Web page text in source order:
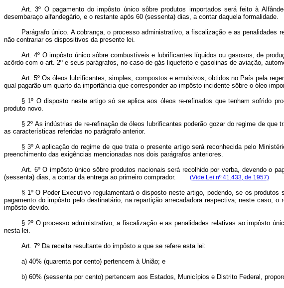
Art. 3º O pagamento do impôsto único sôbre produtos importados será feito à
desembaraço alfandegário, e o restante após 60 (sessenta) dias, a contar daquela formalidade.
Parágrafo único. A cobrança, o processo administrativo, a fiscalização e as penalidades
não contrariar os dispositivos da presente lei.
Art. 4º O impôsto único sôbre combustíveis e lubrificantes líquidos ou gasosos, de
acôrdo com o art. 2º e seus parágrafos, no caso de gás liquefeito e gasolinas de aviação,
Art. 5º Os óleos lubrificantes, simples, compostos e emulsivos, obtidos no País pela
qual pagarão um quarto da importância que corresponder ao impôsto incidente sôbre o óleo
§ 1º O disposto neste artigo só se aplica aos óleos re-refinados que tenham sofrido
produto novo.
§ 2º As indústrias de re-refinação de óleos lubrificantes poderão gozar do regime de
as características referidas no parágrafo anterior.
§ 3º A aplicação do regime de que trata o presente artigo será reconhecida pelo
preenchimento das exigências mencionadas nos dois parágrafos anteriores.
Art. 6º O impôsto único sôbre produtos nacionais será recolhido por verba, devendo o
(sessenta) dias, a contar da entrega ao primeiro comprador. (Vide Lei nº 41.433, de 1957)
§ 1º O Poder Executivo regulamentará o disposto neste artigo, podendo, se os
pagamento do impôsto pelo destinatário, na repartição arrecadadora respectiva; neste caso,
impôsto devido.
§ 2º O processo administrativo, a fiscalização e as penalidades relativas ao impôsto
nesta lei.
Art. 7º Da receita resultante do impôsto a que se refere esta lei:
a) 40% (quarenta por cento) pertencem à União; e
b) 60% (sessenta por cento) pertencem aos Estados, Municípios e Distrito Federal,